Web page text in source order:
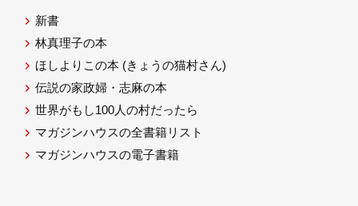
新書
林真理子の本
ほしよりこの本 (きょうの猫村さん)
伝説の家政婦・志麻の本
世界がもし100人の村だったら
マガジンハウスの全書籍リスト
マガジンハウスの電子書籍